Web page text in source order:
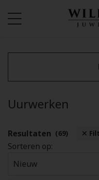
Uurwerken
Resultaten (69)
Sorteren op: